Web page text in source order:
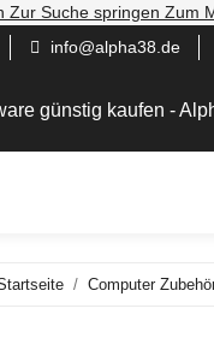
Zur Suche springen Zum
info@alpha38.de
Computer